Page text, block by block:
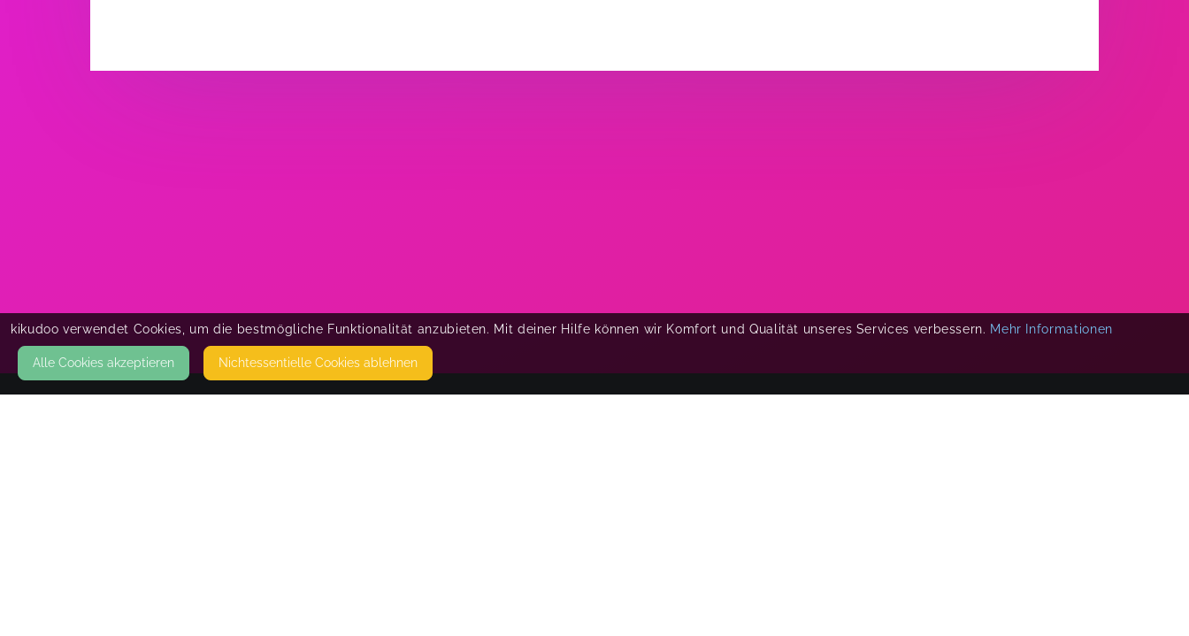
kikudoo verwendet Cookies, um die bestmögliche Funktionalität anzubieten. Mit deiner Hilfe können wir Komfort und Qualität unseres Services verbessern. Mehr Informationen
Alle Cookies akzeptieren Nicht­essentielle Cookies ablehnen